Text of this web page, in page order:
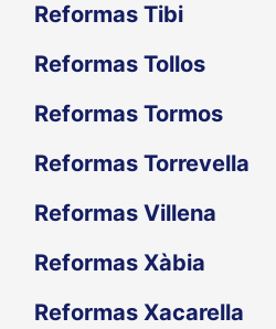
Reformas Tibi
Reformas Tollos
Reformas Tormos
Reformas Torrevella
Reformas Villena
Reformas Xàbia
Reformas Xacarella